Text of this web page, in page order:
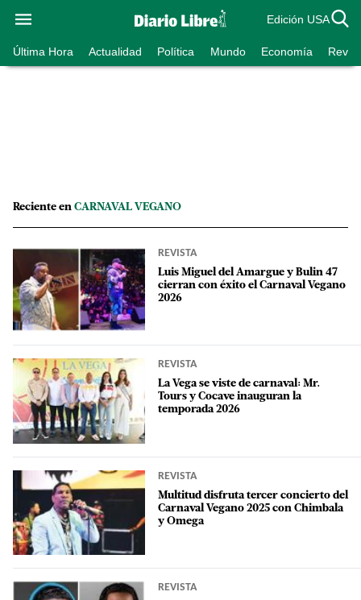
Edición USA
Última Hora Actualidad Política Mundo Economía
Reciente en CARNAVAL VEGANO
REVISTA
Luis Miguel del Amargue y Bulin 47
cierran con éxito el Carnaval Vegano
2026
REVISTA
La Vega se viste de carnaval: Mr.
Tours y Cocave inauguran la
temporada 2026
REVISTA
Multitud disfruta tercer concierto del
Carnaval Vegano 2025 con Chimbala
y Omega
REVISTA